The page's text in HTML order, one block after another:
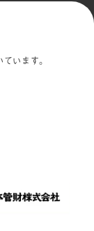
います。